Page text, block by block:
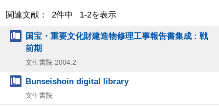
関連文献： 2件中 1-2を表示
国宝・重要文化財建造物修理工事報告書集成 : 戦
前期
文生書院 2004.2-
Bunseishoin digital library
文生書院